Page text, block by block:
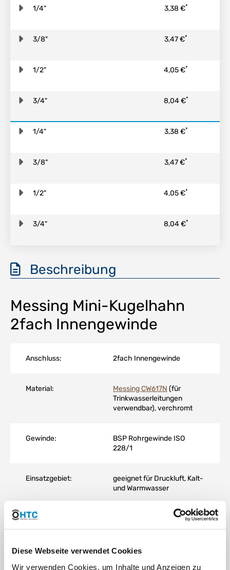
Diese Webseite verwendet Cookies
Wir verwenden Cookies, um Inhalte und Anzeigen zu
1/4" 3,38 €*
3/8" 3,47 €*
1/2" 4,05 €*
3/4" 8,04 €*
1/4" 3,38 €*
3/8" 3,47 €*
1/2" 4,05 €*
3/4" 8,04 €*
Beschreibung
Messing Mini-Kugelhahn
2fach Innengewinde
Anschluss: 2fach Innengewinde
Material: Messing CW617N (für
Trinkwasserleitungen
verwendbar), verchromt
Gewinde:
BSP Rohrgewinde ISO
228/1
Einsatzgebiet:
geeignet für Druckluft, Kalt-
und Warmwasser
Temperatur:
Arbeitsdruck
8 bar bei 80°C | 16 bar bei